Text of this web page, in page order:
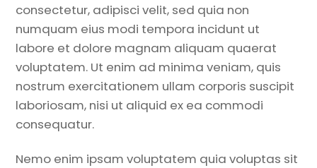
consectetur, adipisci velit, sed quia non
numquam eius modi tempora incidunt ut
labore et dolore magnam aliquam quaerat
voluptatem. Ut enim ad minima veniam, quis
nostrum exercitationem ullam corporis suscipit
laboriosam, nisi ut aliquid ex ea commodi
consequatur.
Nemo enim ipsam voluptatem quia voluptas sit